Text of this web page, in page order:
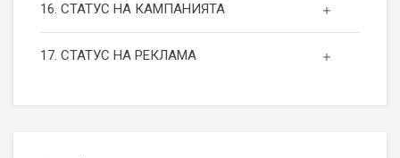
16. СТАТУС НА КАМПАНИЯТА
17. СТАТУС НА РЕКЛАМА